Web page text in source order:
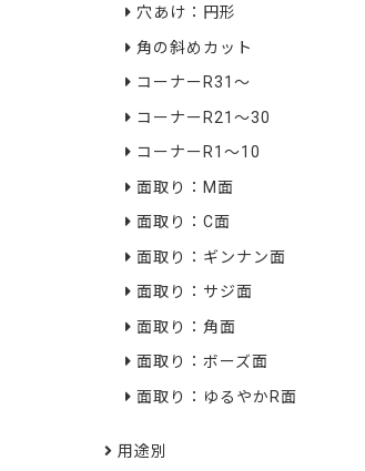
穴あけ：円形
角の斜めカット
コーナーR31～
コーナーR21～30
コーナーR1～10
面取り：M面
面取り：C面
面取り：ギンナン面
面取り：サジ面
面取り：角面
面取り：ボーズ面
面取り：ゆるやかR面
用途別